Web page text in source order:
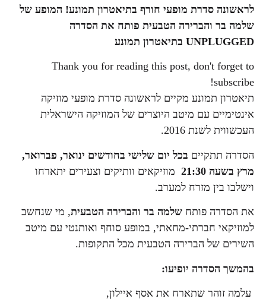
לראשונה סדרת מופעי חורף בתיאטרון תמונע! המופע של
שלמה בר והברירה הטבעית פותח את הסדרה
UNPLUGGED בתיאטרון
תמונע
Thank you for reading this post, don't forget to
subscribe!
תיאטרון תמונע מקיים לראשונה סדרת מופעי מוזיקה
אינטימיים עם מיטב היוצרים של המוזיקה הישראלית
העכשווית לשנת 2016.
הסדרה תתקיים בכל יום שלישי בחודשים ינואר, פברואר,
מרץ בשעה 21:30
מוזיקאים וותיקים וצעירים יתארחו
וישלבו בין מזרח למערב.
את הסדרה פותח שלמה בר והברירה הטבעית, מי שנחשב
למוזיקאי חברתי-מחאתי, במופע סוחף ואותנטי עם מיטב
השירים של הברירה הטבעית מכל התקופות.
בהמשך הסדרה יופיעו:
עלמה זוהר שתארח את אסף איילון,